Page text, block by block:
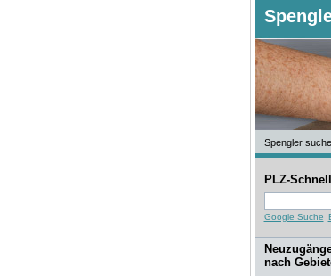
Spengler
PLZ-
Google Suche
nach